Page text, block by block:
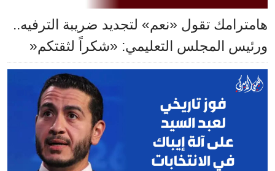
هامترامك تقول «نعم» لتجديد ضريبة الترفيه..
ورئيس المجلس التعليمي: «شكراً لثقتكم«